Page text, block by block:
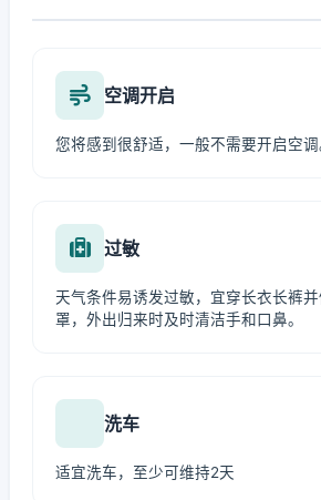
空调开启
您将感到很舒适，一般不需要开启空调
过敏
天气条件易诱发过敏，宜穿长衣长裤
罩，外出归来时及时清洁手和口鼻。
洗车
适宜洗车，至少可维持2天